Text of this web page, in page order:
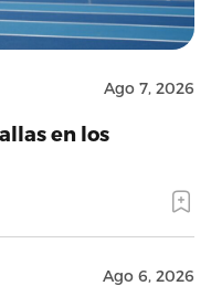
Ago 7, 2026
en los
Ago 6, 2026